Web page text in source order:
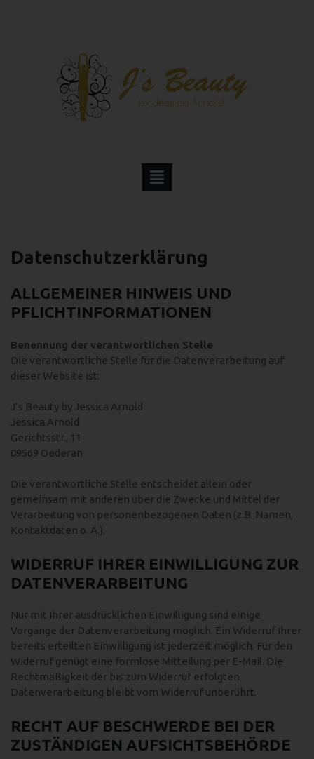
Datenschutzerklärung
ALLGEMEINER HINWEIS UND
PFLICHTINFORMATIONEN
Benennung der verantwortlichen Stelle
Die verantwortliche Stelle für die Datenverarbeitung auf
dieser Website ist:
J’s Beauty by Jessica Arnold
Jessica Arnold
Gerichtsstr., 11
09569 Oederan
Die verantwortliche Stelle entscheidet allein oder
gemeinsam mit anderen über die Zwecke und Mittel der
Verarbeitung von personenbezogenen Daten (z.B. Namen,
Kontaktdaten o. Ä.).
WIDERRUF IHRER EINWILLIGUNG ZUR
DATENVERARBEITUNG
Nur mit Ihrer ausdrücklichen Einwilligung sind einige
Vorgänge der Datenverarbeitung möglich. Ein Widerruf Ihrer
bereits erteilten Einwilligung ist jederzeit möglich. Für den
Widerruf genügt eine formlose Mitteilung per E-Mail. Die
Rechtmäßigkeit der bis zum Widerruf erfolgten
Datenverarbeitung bleibt vom Widerruf unberührt.
RECHT AUF BESCHWERDE BEI DER
ZUSTÄNDIGEN AUFSICHTSBEHÖRDE